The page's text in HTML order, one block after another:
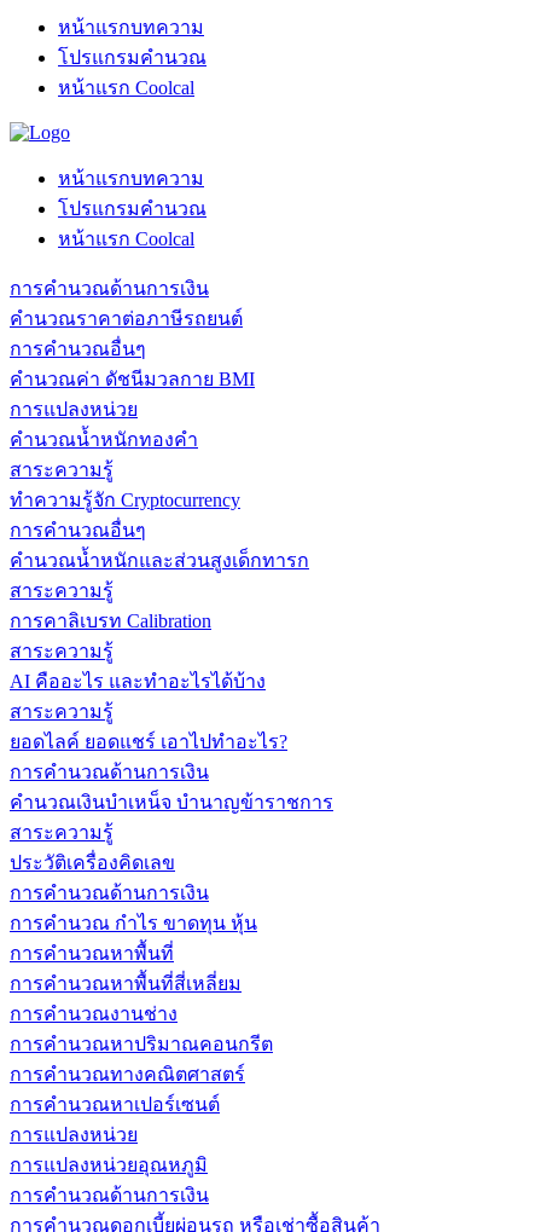
หน้าแรกบทความ
โปรแกรมคำนวณ
หน้าแรก Coolcal
หน้าแรกบทความ
โปรแกรมคำนวณ
หน้าแรก Coolcal
การคำนวณด้านการเงิน
คำนวณราคาต่อภาษีรถยนต์
การคำนวณอื่นๆ
คำนวณค่า ดัชนีมวลกาย BMI
การแปลงหน่วย
คำนวณน้ำหนักทองคำ
สาระความรู้
ทำความรู้จัก Cryptocurrency
การคำนวณอื่นๆ
คำนวณน้ำหนักและส่วนสูงเด็กทารก
สาระความรู้
การคาลิเบรท Calibration
สาระความรู้
AI คืออะไร และทำอะไรได้บ้าง
สาระความรู้
ยอดไลค์ ยอดแชร์ เอาไปทำอะไร?
การคำนวณด้านการเงิน
คำนวณเงินบำเหน็จ บำนาญข้าราชการ
สาระความรู้
ประวัติเครื่องคิดเลข
การคำนวณด้านการเงิน
การคำนวณ กำไร ขาดทุน หุ้น
การคำนวณหาพื้นที่
การคำนวณหาพื้นที่สี่เหลี่ยม
การคำนวณงานช่าง
การคำนวณหาปริมาณคอนกรีต
การคำนวณทางคณิตศาสตร์
การคำนวณหาเปอร์เซนต์
การแปลงหน่วย
การแปลงหน่วยอุณหภูมิ
การคำนวณด้านการเงิน
การคำนวณดอกเบี้ยผ่อนรถ หรือเช่าซื้อสินค้า